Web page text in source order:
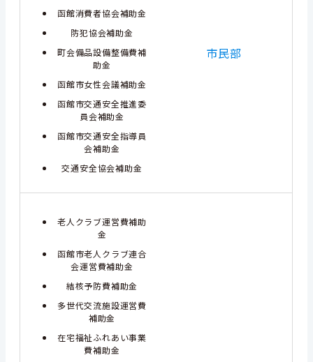
函館消費者協会補助金
防犯協会補助金
町会備品設備整備費補
助金
函館市女性会議補助金
函館市交通安全推進委
員会補助金
函館市交通安全指導員
会補助金
交通安全協会補助金
市民部
老人クラブ運営費補助
金
函館市老人クラブ連合
会運営費補助金
結核予防費補助金
多世代交流施設運営費
補助金
在宅福祉ふれあい事業
費補助金